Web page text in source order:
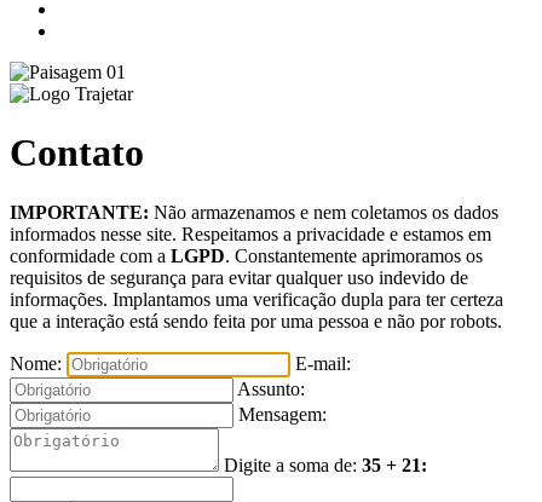
Contato
IMPORTANTE: Não armazenamos e nem coletamos os dados
informados nesse site. Respeitamos a privacidade e estamos em
conformidade com a LGPD. Constantemente aprimoramos os
requisitos de segurança para evitar qualquer uso indevido de
informações. Implantamos uma verificação dupla para ter certeza
que a interação está sendo feita por uma pessoa e não por robots.
Nome:
E-mail:
Assunto:
Mensagem:
Digite a soma de: 35 + 21: